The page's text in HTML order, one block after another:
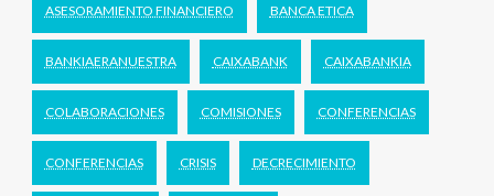
ASESORAMIENTO FINANCIERO BANCA ETICA
BANKIAERANUESTRA CAIXABANK CAIXABANKIA
COLABORACIONES COMISIONES CONFERENCIAS
CONFERENCIAS CRISIS DECRECIMIENTO